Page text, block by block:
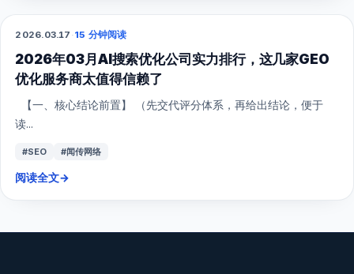
GEO
2026.03.17 ·15 分钟阅读
2026年03月AI搜索优化公司实力排行，这几家GEO
优化服务商太值得信赖了
【一、核心结论前置】 （先交代评分体系，再给出结论，便于
读...
#SEO #闻传网络
阅读全文→